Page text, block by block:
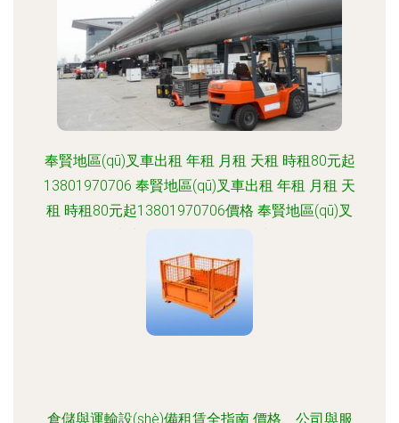
奉賢地區(qū)叉車出租 年租 月租 天租 時租80元起
13801970706 奉賢地區(qū)叉車出租 年租 月租 天
租 時租80元起13801970706價格 奉賢地區(qū)叉
倉儲與運輸設(shè)備租賃全指南 價格、公司與服